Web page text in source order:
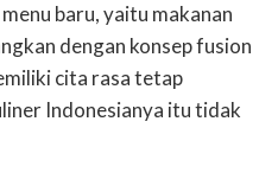
baru, yaitu makanan
dengan konsep fusion
cita rasa tetap
Indonesianya itu tidak